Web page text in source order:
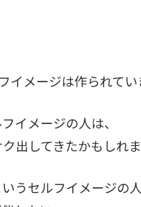
メージは作られてい
イメージの人は、
出してきたかもしれま
うセルフイメージの人